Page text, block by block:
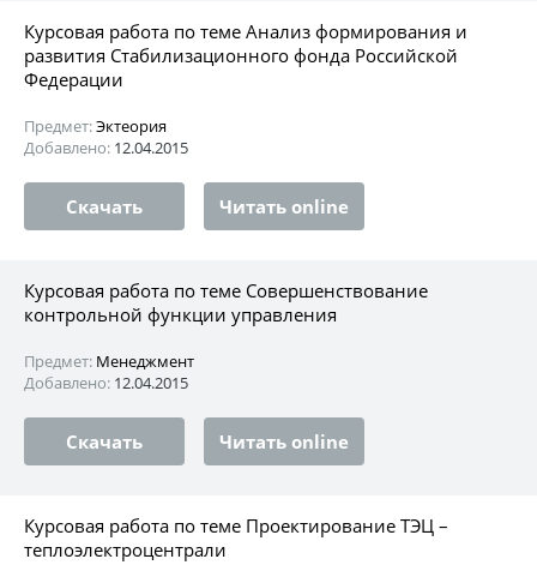
Курсовая работа по теме Анализ формирования и
развития Стабилизационного фонда Российской
Федерации
Предмет:Эктеория
Добавлено: 12.04.2015
Скачать Читать online
Курсовая работа по теме Совершенствование
контрольной функции управления
Предмет: Менеджмент
Добавлено: 12.04.2015
Скачать Читать online
Курсовая работа по теме Проектирование ТЭЦ –
теплоэлектроцентрали